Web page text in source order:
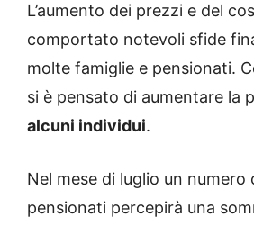
L’aumento dei prezzi e del
comportato notevoli sfide
molte famiglie e pensionati.
si è pensato di aumentare la
alcuni individui.
Nel mese di luglio un numero
pensionati percepirà una